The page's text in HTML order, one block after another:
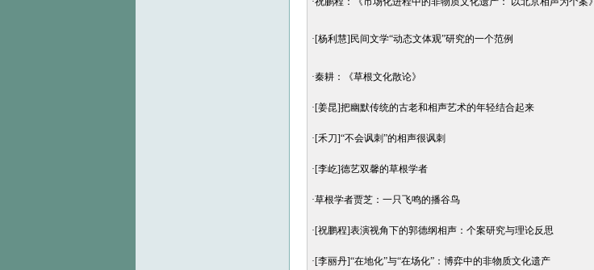
·[杨利慧]民间文学“动态文体观”研究的一个范例
·秦耕：《草根文化散论》
·[姜昆]把幽默传统的古老和相声艺术的年轻结合起来
·[禾刀]“不会讽刺”的相声很讽刺
·[李屹]德艺双馨的草根学者
·草根学者贾芝：一只飞鸣的播谷鸟
·[祝鹏程]表演视角下的郭德纲相声：个案研究与理论反思
·[李丽丹]“在地化”与“在场化”：博弈中的非物质文化遗产